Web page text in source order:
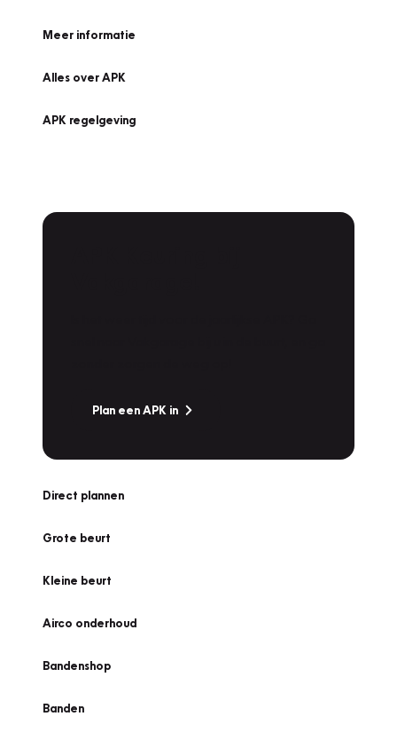
Meer informatie
Alles over APK
APK regelgeving
Plan een APK in
Direct plannen
Grote beurt
Kleine beurt
Airco onderhoud
Bandenshop
Banden